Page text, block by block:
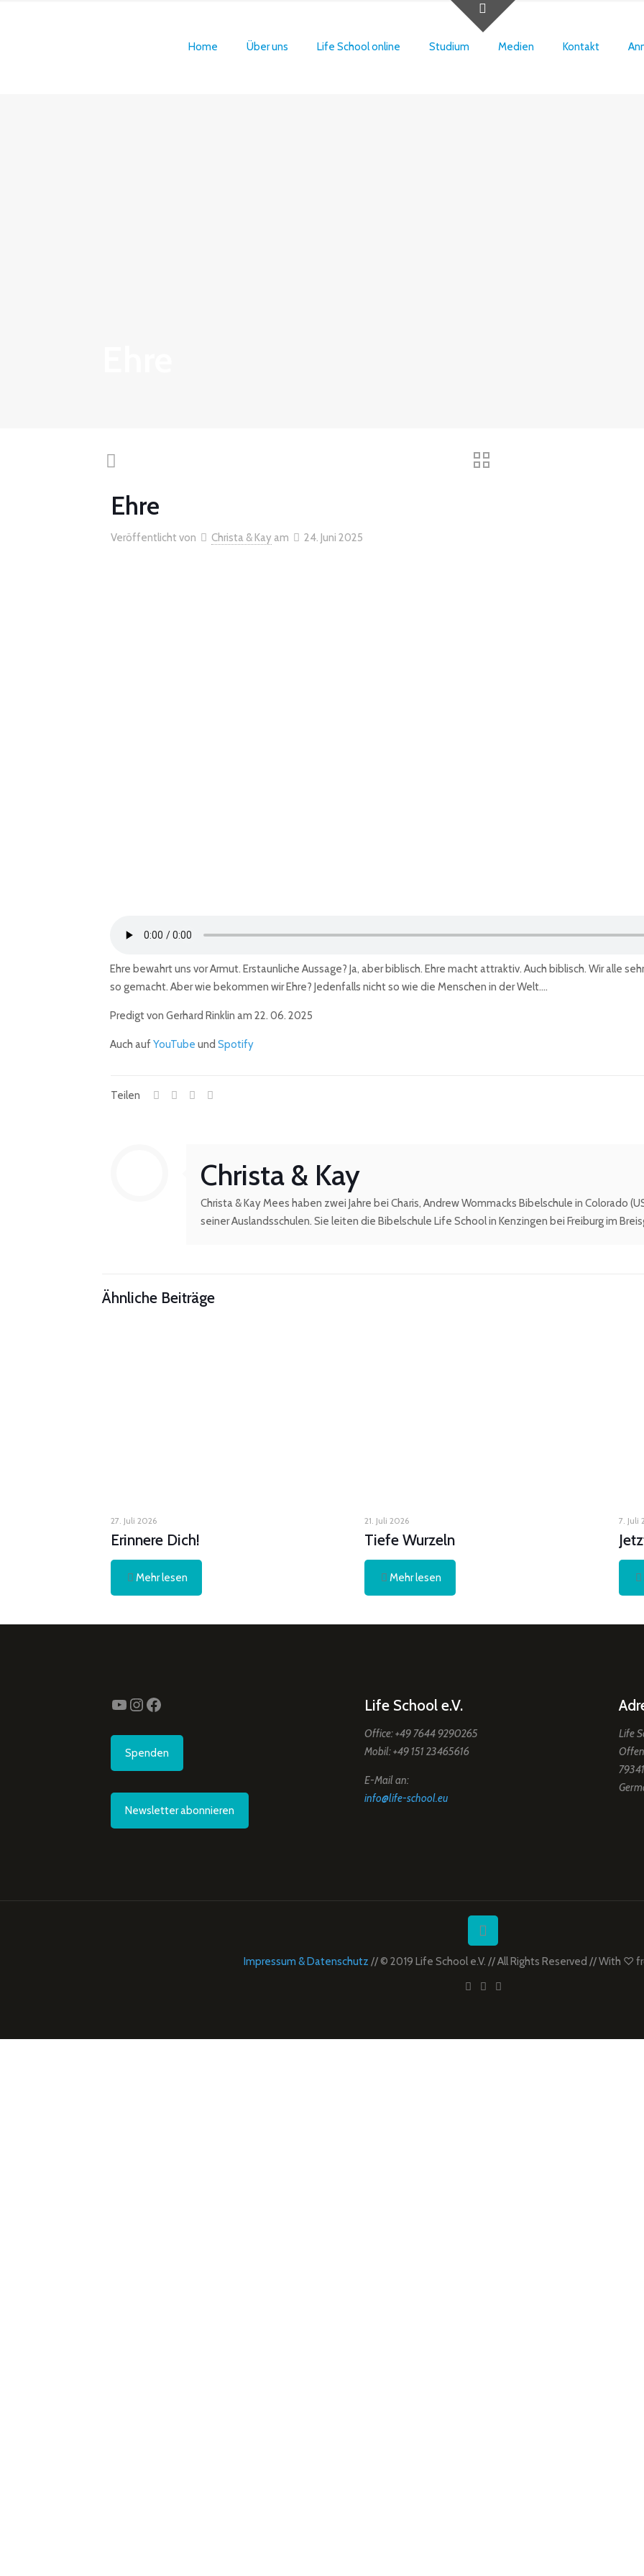
Home Über uns Life School online Studium Medien Kontakt
Ehre
Veröffentlicht von Christa & Kay am 24. Juni 2025
Ehre bewahrt uns vor Armut. Erstaunliche Aussage? Ja, aber biblisch. Ehre macht attraktiv. Auch biblisch. Wir alle
so gemacht. Aber wie bekommen wir Ehre? Jedenfalls nicht so wie die Menschen in der Welt….
Predigt von Gerhard Rinklin am 22. 06. 2025
Auch aufYouTube und Spotify
Teilen
Christa & Kay
Christa & Kay Mees haben zwei Jahre bei Charis, Andrew Wommacks Bibelschule in Colorado
seiner Auslandsschulen. Sie leiten die Bibelschule Life School in Kenzingen bei Freiburg im
Ähnliche Beiträge
27. Juli 2026
Erinnere Dich!
Mehr lesen
21. Juli 2026
Tiefe Wurzeln
Mehr lesen
7. Juli
YouTube
Instagram
Facebook
Spenden
Newsletter abonnieren
Life School e.V.
Office: +49 7644 9290265
Mobil: +49 151 23465616
E-Mail an:
info@life-school.eu
Life
Impressum & Datenschutz // © 2019 Life School e.V. // All Rights Reserved // With ♡